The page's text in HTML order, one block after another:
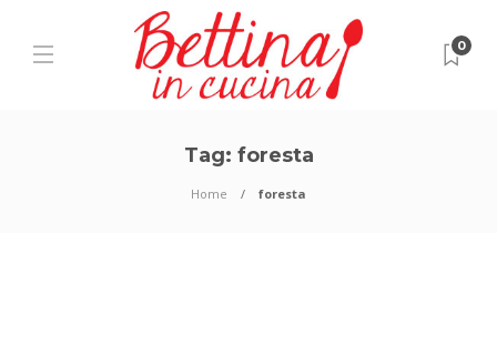
0
Tag: foresta
Home foresta